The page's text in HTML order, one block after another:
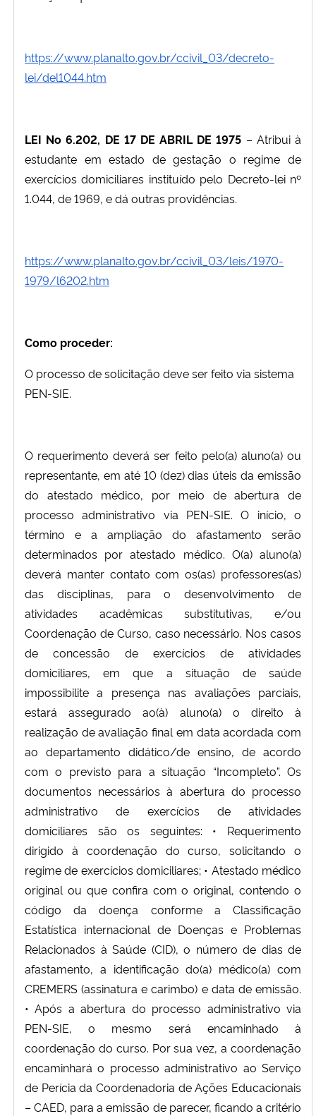
https://www.planalto.gov.br/ccivil_03/decreto-
lei/del1044.htm
LEI No 6.202, DE 17 DE ABRIL DE 1975 – Atribui à
estudante em estado de gestação o regime de
exercícios domiciliares instituído pelo Decreto-lei nº
1.044, de 1969, e dá outras providências.
https://www.planalto.gov.br/ccivil_03/leis/1970-
1979/l6202.htm
Como proceder:
O processo de solicitação deve ser feito via sistema
PEN-SIE.
O requerimento deverá ser feito pelo(a) aluno(a) ou
representante, em até 10 (dez) dias úteis da emissão
do atestado médico, por meio de abertura de
processo administrativo via PEN-SIE. O início, o
término e a ampliação do afastamento serão
determinados por atestado médico. O(a) aluno(a)
deverá manter contato com os(as) professores(as)
das disciplinas, para o desenvolvimento de
atividades acadêmicas substitutivas, e/ou
Coordenação de Curso, caso necessário. Nos casos
de concessão de exercícios de atividades
domiciliares, em que a situação de saúde
impossibilite a presença nas avaliações parciais,
estará assegurado ao(à) aluno(a) o direito à
realização de avaliação final em data acordada com
ao departamento didático/de ensino, de acordo
com o previsto para a situação “Incompleto”. Os
documentos necessários à abertura do processo
administrativo de exercícios de atividades
domiciliares são os seguintes: • Requerimento
dirigido à coordenação do curso, solicitando o
regime de exercícios domiciliares; • Atestado médico
original ou que confira com o original, contendo o
código da doença conforme a Classificação
Estatística internacional de Doenças e Problemas
Relacionados à Saúde (CID), o número de dias de
afastamento, a identificação do(a) médico(a) com
CREMERS (assinatura e carimbo) e data de emissão.
• Após a abertura do processo administrativo via
PEN-SIE, o mesmo será encaminhado à
coordenação do curso. Por sua vez, a coordenação
encaminhará o processo administrativo ao Serviço
de Perícia da Coordenadoria de Ações Educacionais
– CAED, para a emissão de parecer, ficando a critério